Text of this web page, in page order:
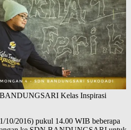
Kelas Inspirasi
10/2016) pukul 14.00 WIB beberapa